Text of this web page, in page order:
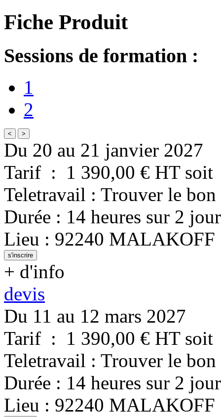
Fiche Produit
Sessions de formation :
1
2
< >
Du 20 au 21 janvier 2027
Tarif : 1 390,00 € HT soit
Teletravail : Trouver le
Durée : 14 heures sur 2
Lieu : 92240 MALAKOFF
s'inscrire
+ d'info
devis
Du 11 au 12 mars 2027
Tarif : 1 390,00 € HT soit
Teletravail : Trouver le
Durée : 14 heures sur 2
Lieu : 92240 MALAKOFF